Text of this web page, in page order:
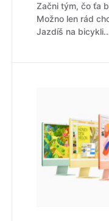
Začni tým, čo ťa
Možno len rád
Jazdíš na